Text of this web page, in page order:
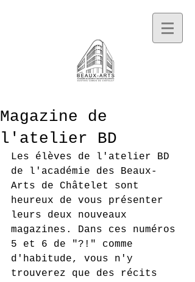
Magazine de
l'atelier BD
Les élèves de l'atelier BD
de l'académie des Beaux-
Arts de Châtelet sont
heureux de vous présenter
leurs deux nouveaux
magazines. Dans ces numéros
5 et 6 de "?!" comme
d'habitude, vous n'y
trouverez que des récits